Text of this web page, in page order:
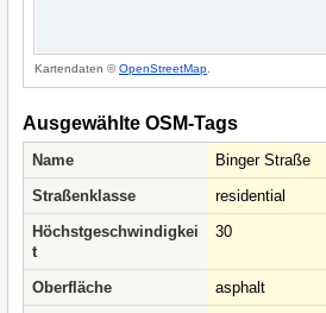
Kartendaten ©OpenStreetMap
Ausgewählte OSM-Tags
Name
Binger Straße
Straßenklasse
residential
Höchstgeschwindigkei
t
30
Oberfläche
asphalt